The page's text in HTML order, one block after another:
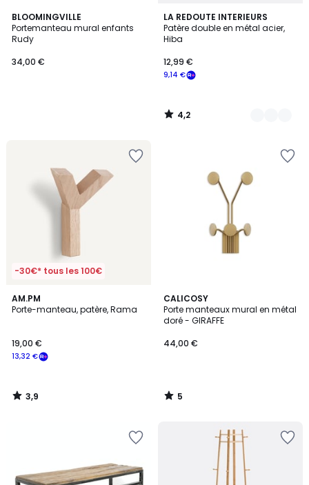
BLOOMINGVILLE
Portemanteau mural enfants
Rudy
34,00 €
LA REDOUTE INTERIEURS
Patère double en métal acier,
Hiba
9,14 €
12,99 €
4,2
/ 5
3
Couleurs
4,2
/
-30€* tous les 100€
AM.PM
Porte-manteau, patère, Rama
13,32 €
19,00 €
3,9
/ 5
3,9
/
CALICOSY
Porte manteaux mural en métal
doré - GIRAFFE
44,00 €
5
/
5
5
/